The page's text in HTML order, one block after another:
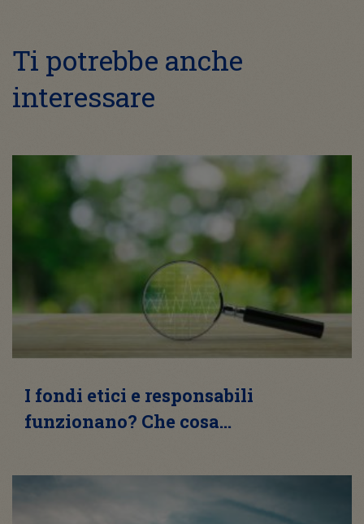
Ti potrebbe anche
interessare
I fondi etici e responsabili
funzionano? Che cosa…